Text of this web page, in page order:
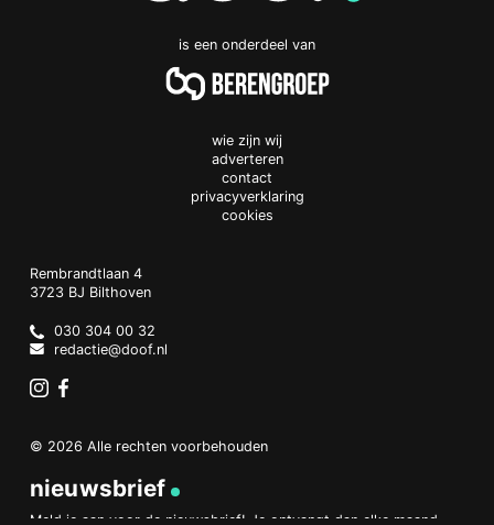
is een onderdeel van
wie zijn wij
adverteren
contact
privacyverklaring
cookies
Doof.nl
work
Rembrandtlaan 4
3723 BJ Bilthoven
Netherlands
030 304 00 32
redactie@doof.nl
© 2026 Alle rechten voorbehouden
nieuwsbrief
Meld je aan voor de nieuwsbrief! Je ontvangt dan elke maand